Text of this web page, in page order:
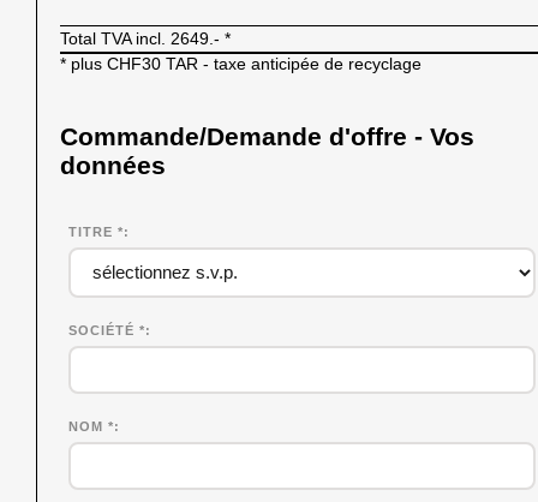
Total TVA incl. 2649.- *
* plus CHF30 TAR - taxe anticipée de recyclage
Commande/Demande d'offre - Vos
données
TITRE *
SOCIÉTÉ*
NOM*